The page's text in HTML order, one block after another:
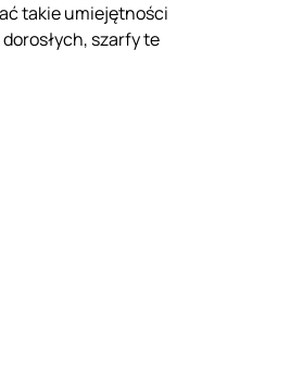
takie umiejętności
szarfy te